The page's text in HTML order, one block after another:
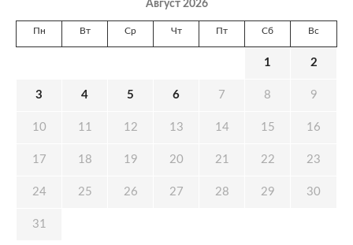
Август 2026
Пн Вт Ср Чт Пт Сб Вс
1 2
3 4 5 6 7 8 9
10 11 12 13 14 15 16
17 18 19 20 21 22 23
24 25 26 27 28 29 30
31